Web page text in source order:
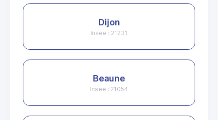
Dijon
Insee : 21231
Beaune
Insee : 21054